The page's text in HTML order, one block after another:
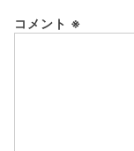
コメント ※